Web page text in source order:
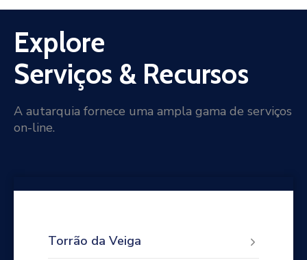
Explore
Serviços & Recursos
A autarquia fornece uma ampla gama de serviços
on-line.
Torrão da Veiga